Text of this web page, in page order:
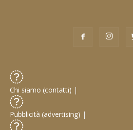
Chi siamo (contatti) |
Pubblicità (advertising) |